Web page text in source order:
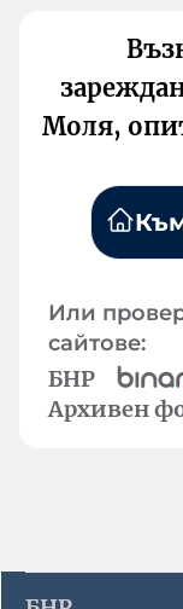
Моля,
Или
сайтове:
БНР
Архивен